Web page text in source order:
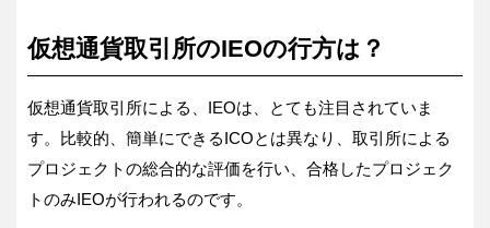
仮想通貨取引所のIEOの行方は？
仮想通貨取引所による、IEOは、とても注目されていま
す。比較的、簡単にできるICOとは異なり、取引所による
プロジェクトの総合的な評価を行い、合格したプロジェク
トのみIEOが行われるのです。